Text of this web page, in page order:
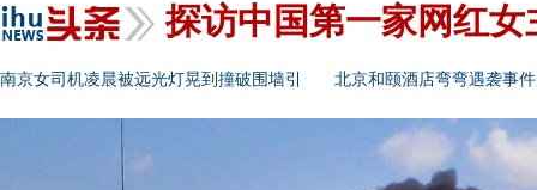
探访中国第一家网红
南京女司机凌晨被远光灯晃到撞破围墙引 北京和颐酒店弯弯遇袭事